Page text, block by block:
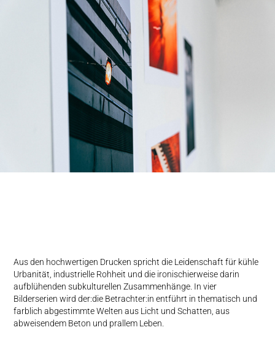
Aus den hochwertigen Drucken spricht die Leidenschaft für kühle
Urbanität, industrielle Rohheit und die ironischierweise darin
aufblühenden subkulturellen Zusammenhänge. In vier
Bilderserien wird der:die Betrachter:in entführt in thematisch und
farblich abgestimmte Welten aus Licht und Schatten, aus
abweisendem Beton und prallem Leben.